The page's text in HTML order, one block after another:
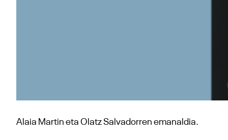
Alaia Martin eta Olatz Salvadorren emanaldia.